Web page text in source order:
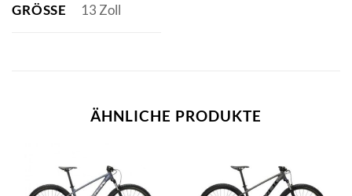
GRÖSSE 13 Zoll
ÄHNLICHE PRODUKTE